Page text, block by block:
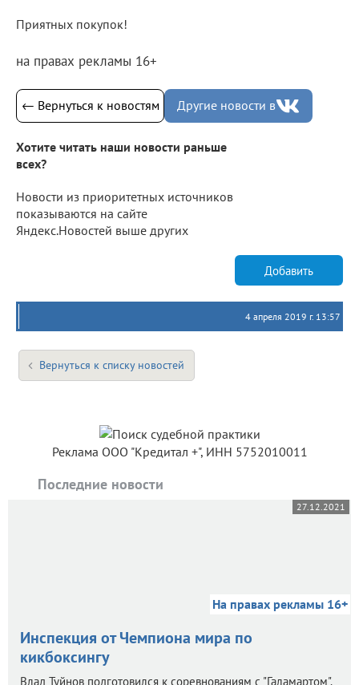
Приятных покупок!
на правах рекламы 16+
← Вернуться к новостям Другие новости в
Хотите читать наши новости раньше
всех?
Новости из приоритетных источников
показываются на сайте
Яндекс.Новостей выше других
Добавить
4 апреля 2019 г. 13:57
Вернуться к списку новостей
Реклама ООО "Кредитал +", ИНН 5752010011
Последние новости
27.12.2021
На правах рекламы 16+
Инспекция от Чемпиона мира по
кикбоксингу
Влад Туйнов подготовился к соревнованиям с "Галамартом".